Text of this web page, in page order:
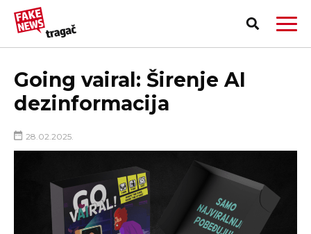
Going vairal: Širenje AI
dezinformacija
28.02.2025.